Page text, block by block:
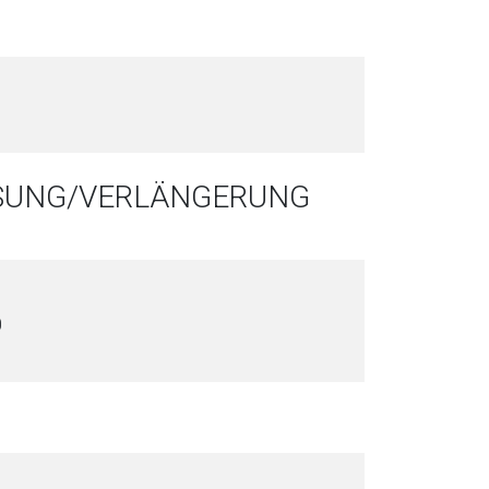
VERLÄNGERUNG